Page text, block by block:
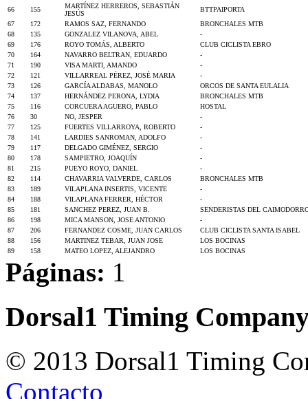
66
155
MARTÍNEZ HERREROS, SEBASTIÁN
JESÚS
BTTPAIPORTA
67
172 RAMOS SAZ, FERNANDO
BRONCHALES MTB
68
135 GONZALEZ VILANOVA, ABEL
-
69
176 ROYO TOMÁS, ALBERTO
CLUB CICLISTA EBRO
70
164 NAVARRO BELTRAN, EDUARDO
-
71
190 VISA MARTI, AMANDO
-
72
121 VILLARREAL PÉREZ, JOSÉ MARIA
-
73
126 GARCÍA ALDABAS, MANOLO
ORCOS DE SANTA EULALIA
74
137 HERNÁNDEZ PERONA, LYDIA
BRONCHALES MTB
75
116 CORCUERA AGUERO, PABLO
HOSTAL
76
30 NO, JESPER
-
77
125 FUERTES VILLARROYA, ROBERTO
-
78
141 LARDIES SANROMAN, ADOLFO
-
79
117 DELGADO GIMÉNEZ, SERGIO
-
80
178 SAMPIETRO, JOAQUÍN
-
81
215 PUEYO ROYO, DANIEL
-
82
114 CHAVARRIA VALVERDE, CARLOS
BRONCHALES MTB
83
189 VILAPLANA INSERTIS, VICENTE
-
84
188 VILAPLANA FERRER, HÉCTOR
-
85
181 SANCHEZ PEREZ, JUAN B.
SENDERISTAS DEL
86
198 MICA MANSON, JOSE ANTONIO
-
87
206 FERNANDEZ COSME, JUAN CARLOS
CLUB CICLISTA SANTA ISABEL
88
156 MARTINEZ TEBAR, JUAN JOSE
LOS BOCINAS
89
158 MATEO LOPEZ, ALEJANDRO LOS BOCINAS
Páginas: 1
Dorsal1 Timing
© 2013 Dorsal1 Timing
Contacto